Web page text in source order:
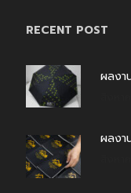
RECENT POST
ผลงา
ผลงา